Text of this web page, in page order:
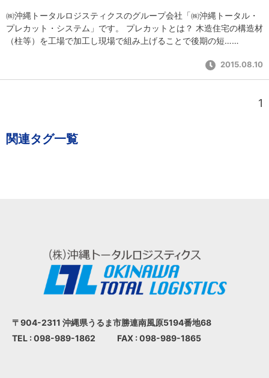
㈱沖縄トータルロジスティクスのグループ会社「㈱沖縄トータル・
プレカット・システム」です。 プレカットとは？ 木造住宅の構造材
（柱等）を工場で加工し現場で組み上げることで後期の短……
2015.08.10
1
関連タグ一覧
〒904-2311 沖縄県うるま市勝連南風原5194番地68
TEL : 098-989-1862
FAX : 098-989-1865